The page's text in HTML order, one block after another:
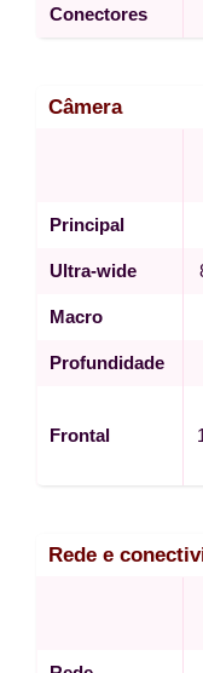
Conectores
Câmera
Principal
Ultra-wide
Macro
Profundidade
Frontal
Rede e